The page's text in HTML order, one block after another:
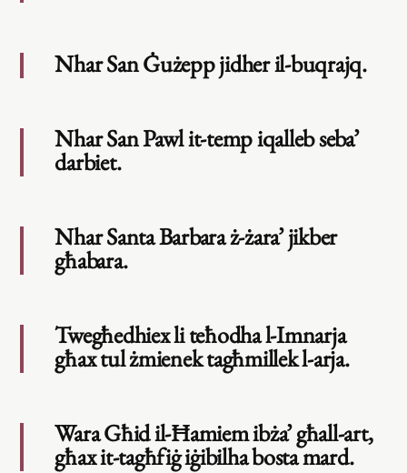
Nhar San Ġużepp jidher il-buqrajq.
Nhar San Pawl it-temp iqalleb seba’
darbiet.
Nhar Santa Barbara ż-żara’ jikber
għabara.
Twegħedhiex li teħodha l-Imnarja
għax tul żmienek tagħmillek l-arja.
Wara Għid il-Ħamiem ibża’ għall-art,
għax it-tagħfiġ iġibilha bosta mard.